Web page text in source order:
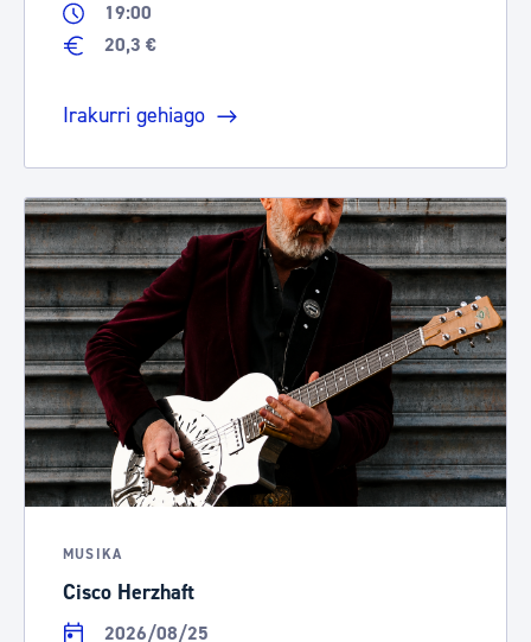
19:00
20,3 €
Irakurri gehiago
MUSIKA
Cisco Herzhaft
2026/08/25